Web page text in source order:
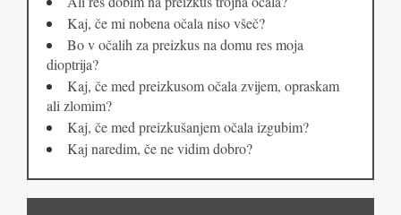
Kaj, če mi nobena očala niso všeč?
Bo v očalih za preizkus na domu res moja
dioptrija?
Kaj, če med preizkusom očala zvijem, opraskam
ali zlomim?
Kaj, če med preizkušanjem očala izgubim?
Kaj naredim, če ne vidim dobro?